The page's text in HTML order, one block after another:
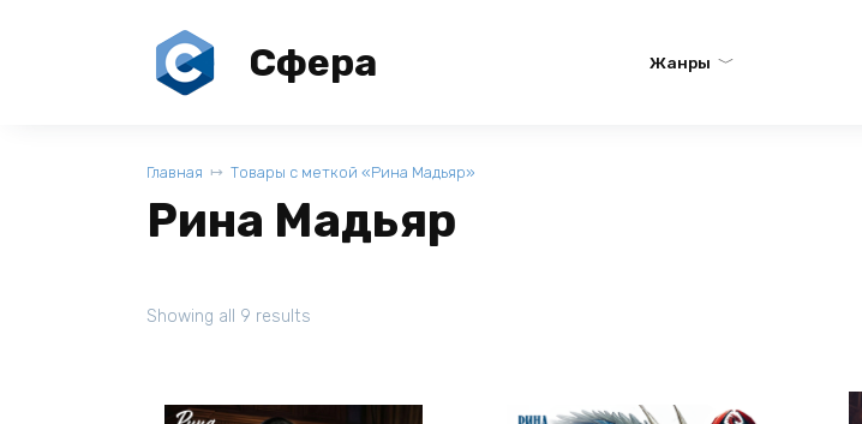
Сфера Жанры
Главная Товары с меткой «Рина Мадьяр»
Рина Мадьяр
Showing all 9 results